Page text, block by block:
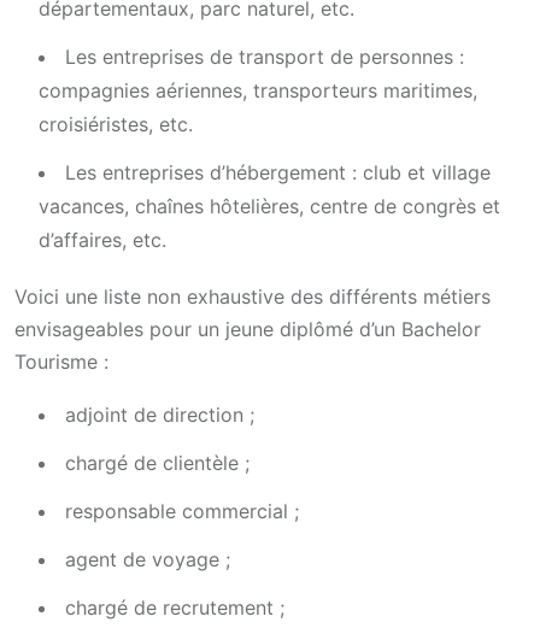
départementaux, parc naturel, etc.
Les entreprises de transport de personnes :
compagnies aériennes, transporteurs maritimes,
croisiéristes, etc.
Les entreprises d’hébergement : club et village
vacances, chaînes hôtelières, centre de congrès et
d’affaires, etc.
Voici une liste non exhaustive des différents métiers
envisageables pour un jeune diplômé d’un Bachelor
Tourisme :
adjoint de direction ;
chargé de clientèle ;
responsable commercial ;
agent de voyage ;
chargé de recrutement ;